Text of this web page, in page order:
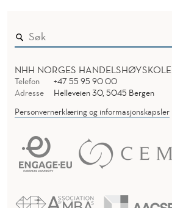
NHH NORGES HANDELSHØYSKOLE
Telefon
+47 55 95 90 00
Adresse
Helleveien 30, 5045 Bergen
Personvernerklæring og informasjonskapsler